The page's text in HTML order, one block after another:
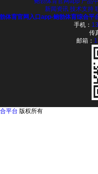
新闻资讯 技术支持
体育官网入口app-鲍勃体育综合平
手机：
传
邮箱：
平台 版权所有